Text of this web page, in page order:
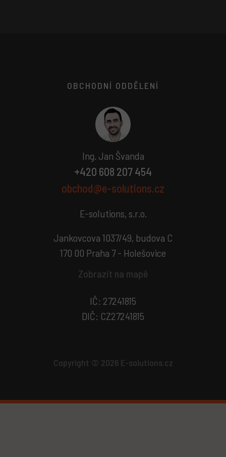
OBCHODNÍ ODDĚLENÍ
Ing. Jan Švanda
+420 608 207 454
obchod@e-solutions.cz
E-solutions, s.r.o.
Jankovcova 1037/49, budova C
170 00 Praha 7 - Holešovice
Zobrazit na mapě
IČ: 27241815
DIČ: CZ27241815
Copyright © 2026 E-solutions.cz